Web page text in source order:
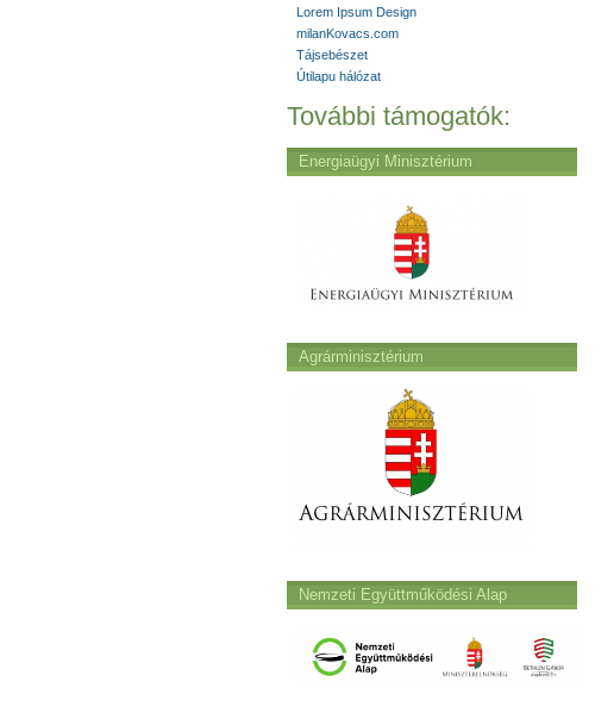
Lorem Ipsum Design
milanKovacs.com
Tájsebészet
Útilapu hálózat
További támogatók:
Energiaügyi Minisztérium
Agrárminisztérium
Nemzeti Együttműködési Alap